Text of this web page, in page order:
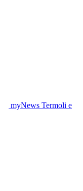
myNews Termoli e